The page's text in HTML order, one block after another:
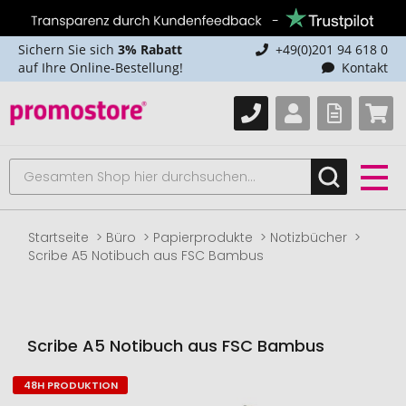
Sichern Sie sich 3% Rabatt
auf Ihre Online-Bestellung!
+49(0)201 94 618 0
Kontakt
Startseite Büro Papierprodukte
Notizbücher
Scribe A5 Notibuch aus FSC Bambus
Scribe A5 Notibuch aus FSC Bambus
Zum
48H PRODUKTION